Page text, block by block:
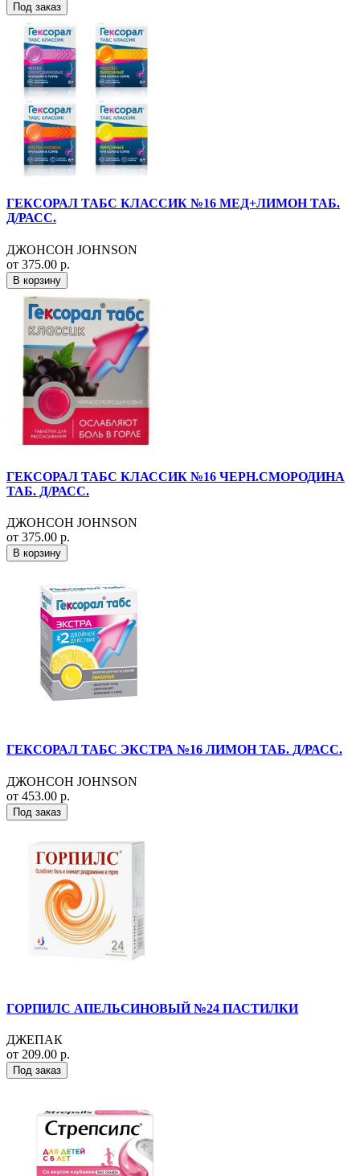
Под заказ
ГЕКСОРАЛ ТАБС КЛАССИК №16 МЕД+ЛИМОН ТАБ.
Д/РАСС.
ДЖОНСОН JOHNSON
от 375.00 р.
В корзину
ГЕКСОРАЛ ТАБС КЛАССИК №16 ЧЕРН.СМОРОДИНА
ТАБ. Д/РАСС.
ДЖОНСОН JOHNSON
от 375.00 р.
В корзину
ГЕКСОРАЛ ТАБС ЭКСТРА №16 ЛИМОН ТАБ. Д/РАСС.
ДЖОНСОН JOHNSON
от 453.00 р.
Под заказ
ГОРПИЛС АПЕЛЬСИНОВЫЙ №24 ПАСТИЛКИ
ДЖЕПАК
от 209.00 р.
Под заказ